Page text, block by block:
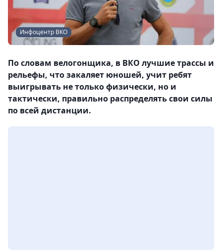
Инфоцентр ВКО
По словам велогонщика, в ВКО лучшие трассы и
рельефы, что закаляет юношей, учит ребят
выигрывать не только физически, но и
тактически, правильно распределять свои силы
по всей дистанции.